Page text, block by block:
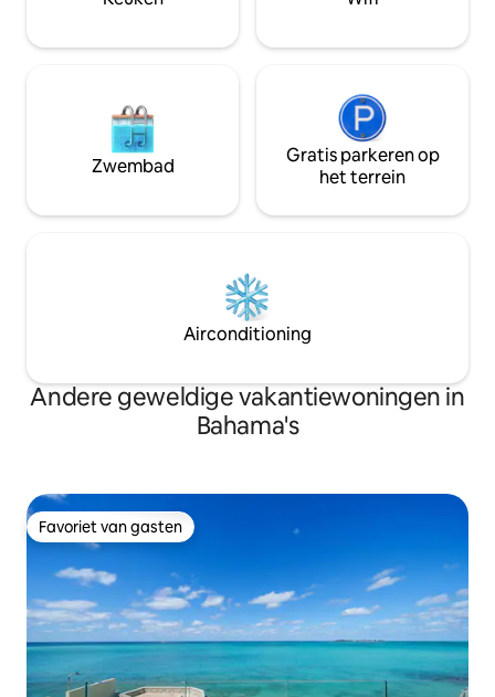
rekening mee dat er in deze
beveiligingscamera’s aanwezig zijn. Er
voorwaarden zijn
Zwembad
Gratis parkeren op
het terrein
Airconditioning
Andere geweldige vakantiewoningen in
Bahama's
Favoriet van gasten
Favoriet van gasten